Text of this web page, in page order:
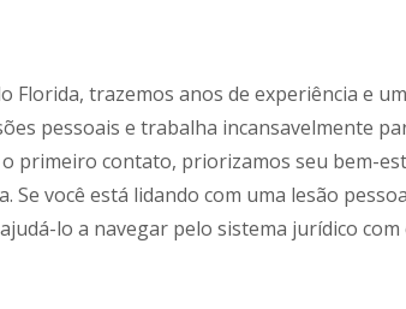
Florida, trazemos anos de experiência e
pessoais e trabalha incansavelmente
primeiro contato, priorizamos seu bem-
você está lidando com uma lesão
lo a navegar pelo sistema jurídico com